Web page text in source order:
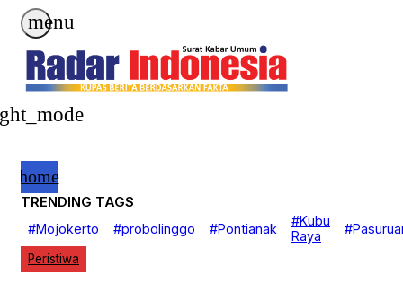
menu
home
Nasional
EKOBIS
Daerah
Politik
TRENDING TAGS
#Mojokerto #probolinggo #Pontianak
#Kubu
Raya
Peristiwa